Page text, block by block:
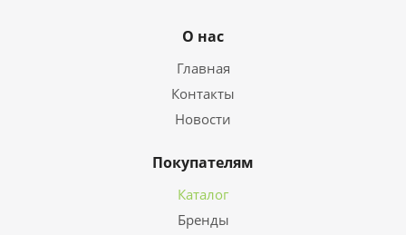
О нас
Главная
Контакты
Новости
Покупателям
Каталог
Бренды